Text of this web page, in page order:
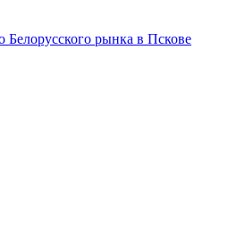
Белорусского рынка в Пскове